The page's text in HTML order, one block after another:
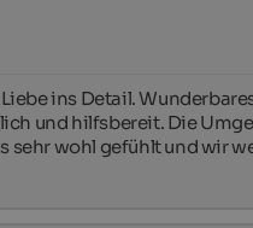
ins Detail.
und hilfsbereit. Die
sehr wohl gefühlt und wir